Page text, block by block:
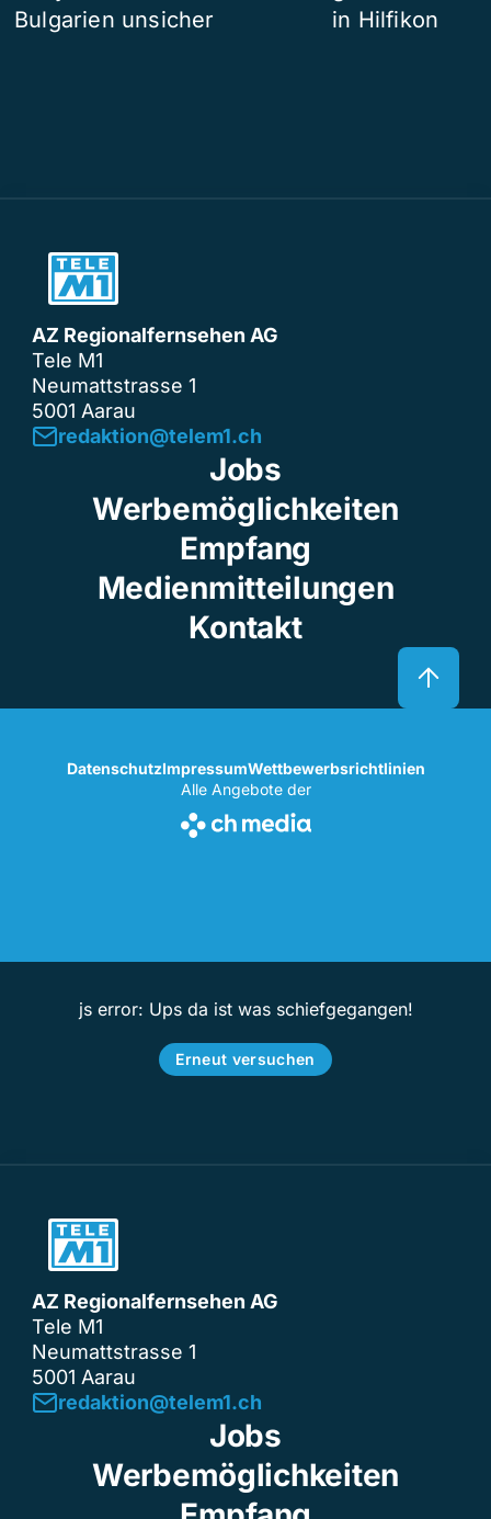
Bulgarien unsicher
in Hilfikon
AZ Regionalfernsehen AG
Tele M1
Neumattstrasse 1
5001 Aarau
redaktion@telem1.ch
Jobs
Werbemöglichkeiten
Empfang
Medienmitteilungen
Kontakt
DatenschutzImpressumWettbewerbsrichtlinien
Alle Angebote der
js error: Ups da ist was schiefgegangen!
Erneut versuchen
AZ Regionalfernsehen AG
Tele M1
Neumattstrasse 1
5001 Aarau
redaktion@telem1.ch
Jobs
Werbemöglichkeiten